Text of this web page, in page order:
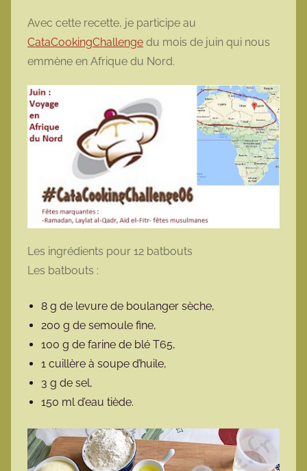
Avec cette recette, je participe au
CataCookingChallenge du mois de juin qui nous
emmène en Afrique du Nord.
Les ingrédients pour 12 batbouts
Les batbouts :
8 g de levure de boulanger sèche,
200 g de semoule fine,
100 g de farine de blé T65,
1 cuillère à soupe d’huile,
3 g de sel,
150 ml d’eau tiède.